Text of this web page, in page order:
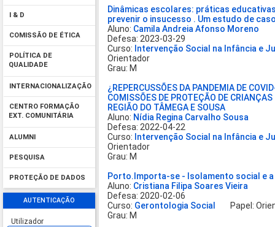
I & D
COMISSÃO DE ÉTICA
POLÍTICA DE
QUALIDADE
INTERNACIONALIZAÇÃO
CENTRO FORMAÇÃO
EXT. COMUNITÁRIA
ALUMNI
PESQUISA
PROTEÇÃO DE DADOS
AUTENTICAÇÃO
Utilizador
Dinâmicas escolares: práticas
prevenir o insucesso . Um estudo de
Aluno: Camila Andreia Afonso Moreno
Defesa: 2023-03-29
Curso: Intervenção Social na Infância e
Orientador
Grau: M
¿REPERCUSSÕES DA PANDEMIA DE
COMISSÕES DE PROTEÇÃO DE
REGIÃO DO TÂMEGA E SOUSA
Aluno: Nídia Regina Carvalho Sousa
Defesa: 2022-04-22
Curso: Intervenção Social na Infância e
Orientador
Grau: M
Porto.Importa-se - Isolamento social e
Aluno: Cristiana Filipa Soares Vieira
Defesa: 2020-02-06
Curso: Gerontologia Social
Papel:
Grau: M